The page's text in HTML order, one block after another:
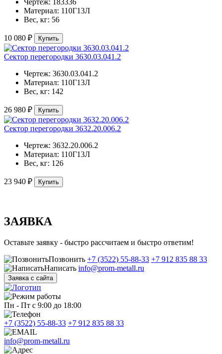
Чертеж: 183336
Материал: 110Г13Л
Вес, кг: 56
10 080 ₽ Купить
Сектор перегородки 3630.03.041.2
Чертеж: 3630.03.041.2
Материал: 110Г13Л
Вес, кг: 142
26 980 ₽ Купить
Сектор перегородки 3632.20.006.2
Чертеж: 3632.20.006.2
Материал: 110Г13Л
Вес, кг: 126
23 940 ₽ Купить
ЗАЯВКА
Оставьте заявку - быстро рассчитаем и быстро ответим!
Позвонить +7 (3522) 55-88-33 +7 912 835 88 33
Написать info@prom-metall.ru
Заявка с сайта
Пн - Пт с 9:00 до 18:00
+7 (3522) 55-88-33 +7 912 835 88 33
info@prom-metall.ru